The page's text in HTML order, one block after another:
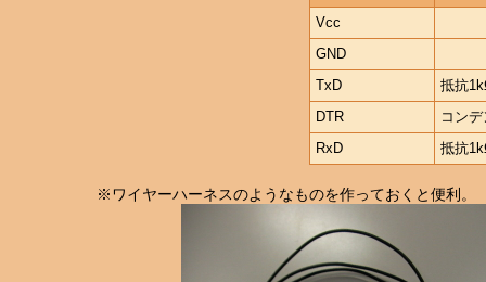
Vcc
GND
TxD
抵抗
DTR
コン
RxD
抵抗
※ワイヤーハーネスのようなものを作っておくと便利。